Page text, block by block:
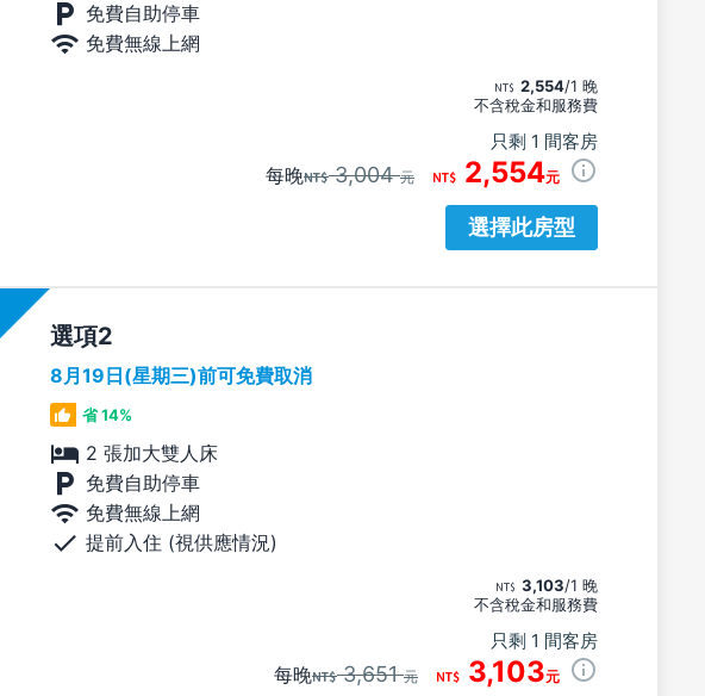
免費自助停車
免費無線上網
2,554/1 晚
不含稅金和服務費
只剩 1 間客房
每晚 3,004元 2,554元
選擇此房型
選項
8月19日(星期三)前可免費取消
省 14%
2 張加大雙人床
免費自助停車
免費無線上網
提前入住 (視供應情況)
3,103/1 晚
不含稅金和服務費
只剩 1 間客房
每晚 3,651元 3,103元